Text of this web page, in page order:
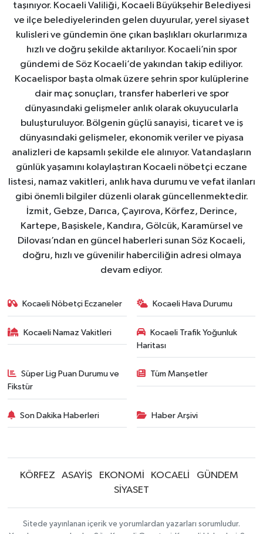
taşınıyor. Kocaeli Valiliği, Kocaeli Büyükşehir Belediyesi
ve ilçe belediyelerinden gelen duyurular, yerel siyaset
kulisleri ve gündemin öne çıkan başlıkları okurlarımıza
hızlı ve doğru şekilde aktarılıyor. Kocaeli’nin spor
gündemi de Söz Kocaeli’de yakından takip ediliyor.
Kocaelispor başta olmak üzere şehrin spor kulüplerine
dair maç sonuçları, transfer haberleri ve spor
dünyasındaki gelişmeler anlık olarak okuyucularla
buluşturuluyor. Bölgenin güçlü sanayisi, ticaret ve iş
dünyasındaki gelişmeler, ekonomik veriler ve piyasa
analizleri de kapsamlı şekilde ele alınıyor. Vatandaşların
günlük yaşamını kolaylaştıran Kocaeli nöbetçi eczane
listesi, namaz vakitleri, anlık hava durumu ve vefat ilanları
gibi önemli bilgiler düzenli olarak güncellenmektedir.
İzmit, Gebze, Darıca, Çayırova, Körfez, Derince,
Kartepe, Başiskele, Kandıra, Gölcük, Karamürsel ve
Dilovası’ndan en güncel haberleri sunan Söz Kocaeli,
doğru, hızlı ve güvenilir haberciliğin adresi olmaya
devam ediyor.
Kocaeli Nöbetçi Eczaneler Kocaeli Hava Durumu
Kocaeli Namaz Vakitleri
Kocaeli Trafik Yoğunluk
Haritası
Süper Lig Puan Durumu ve
Fikstür
Tüm Manşetler
Son Dakika Haberleri Haber Arşivi
KÖRFEZ ASAYİŞ EKONOMİ KOCAELİ
GÜNDEM
SİYASET
Sitede yayınlanan içerik ve yorumlardan yazarları sorumludur.